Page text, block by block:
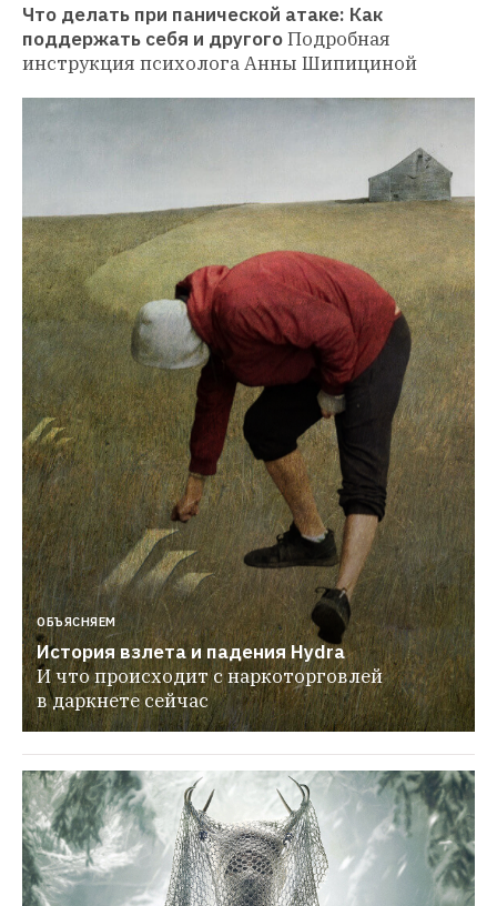
Что делать при панической атаке: Как
поддержать себя и другогоПодробная
инструкция психолога Анны Шипициной
ОБЪЯСНЯЕМ
История взлета и падения Hydra
И что происходит с наркоторговлей
в даркнете сейчас